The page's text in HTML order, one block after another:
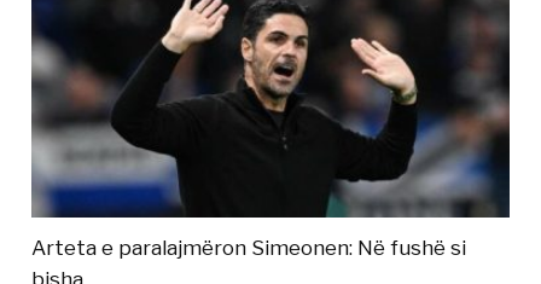
Arteta e paralajmëron Simeonen: Në fushë si
bisha